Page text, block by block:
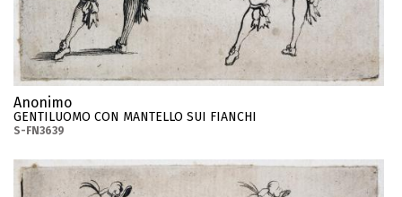
Anonimo
GENTILUOMO CON MANTELLO SUI FIANCHI
S-FN3639